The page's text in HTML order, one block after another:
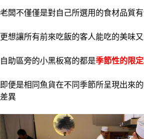
老闆不僅僅是對自己所選用的食材品質
更想讓所有前來吃飯的客人能吃的美味
自助區旁的小黑板寫的都是季節性的限
即便是相同魚貨在不同季節所呈現出來
差異